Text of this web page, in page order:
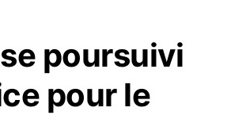
poursuivi
pour le